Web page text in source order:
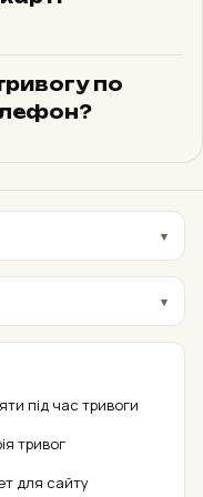
00:05:42
00:05:54
з 08:33
по
під час тривоги
тривог
для сайту